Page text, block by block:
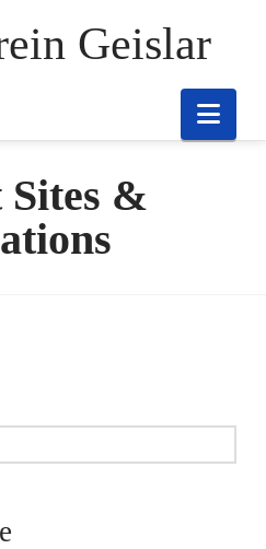
Sites &